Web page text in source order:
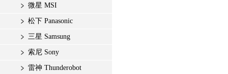
微星 MSI
松下 Panasonic
三星 Samsung
索尼 Sony
雷神 Thunderobot